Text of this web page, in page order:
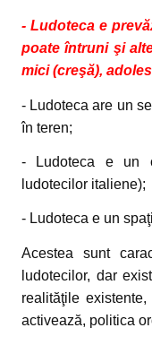
- Ludoteca e
poate întruni şi
mici (creşă),
- Ludoteca are un
în teren;
- Ludoteca e un
ludotecilor italiene);
- Ludoteca e un
Acestea sunt
ludotecilor, dar
realităţile
activează, politica